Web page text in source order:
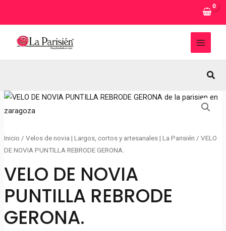
MAIN
Inicio / Velos de novia | Largos, cortos y artesanales | La Parisién / VELO
DE NOVIA PUNTILLA REBRODE GERONA.
VELO DE NOVIA
PUNTILLA REBRODE
GERONA.